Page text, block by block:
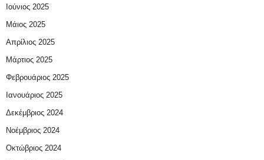
Ιούνιος 2025
Μάιος 2025
Απρίλιος 2025
Μάρτιος 2025
Φεβρουάριος 2025
Ιανουάριος 2025
Δεκέμβριος 2024
Νοέμβριος 2024
Οκτώβριος 2024